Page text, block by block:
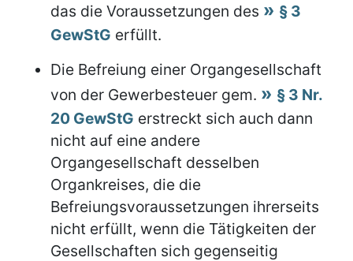
das die Voraussetzungen des
§ 3
GewStG erfüllt.
Die Befreiung einer Organgesellschaft
von der Gewerbesteuer gem.
§ 3 Nr.
20 GewStG erstreckt sich auch dann
nicht auf eine andere
Organgesellschaft desselben
Organkreises, die die
Befreiungsvoraussetzungen ihrerseits
nicht erfüllt, wenn die Tätigkeiten der
Gesellschaften sich gegenseitig